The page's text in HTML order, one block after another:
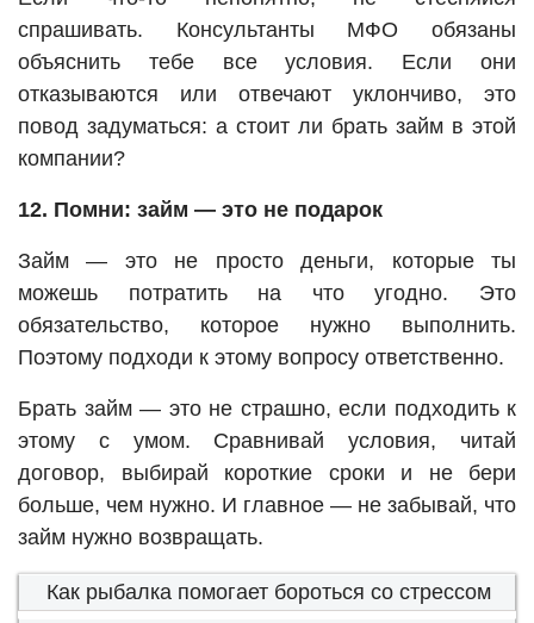
спрашивать. Консультанты МФО обязаны
объяснить тебе все условия. Если они
отказываются или отвечают уклончиво, это
повод задуматься: а стоит ли брать займ в этой
компании?
12. Помни: займ — это не подарок
Займ — это не просто деньги, которые ты
можешь потратить на что угодно. Это
обязательство, которое нужно выполнить.
Поэтому подходи к этому вопросу ответственно.
Брать займ — это не страшно, если подходить к
этому с умом. Сравнивай условия, читай
договор, выбирай короткие сроки и не бери
больше, чем нужно. И главное — не забывай, что
займ нужно возвращать.
Как рыбалка помогает бороться со стрессом